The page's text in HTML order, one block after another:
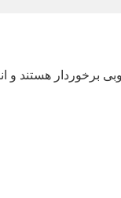
هستند و